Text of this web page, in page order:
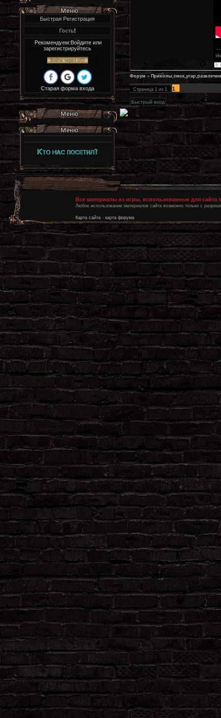
Быстрая Регистрация
Гость!
Рекомендуем:Войдите или
зарегистрируйтесь
Войти через uID
Старая форма входа
Форум »
Страница 1 из 1 1
Все материалы из игры, использованные для сайта
Любое использование материалов сайта возможно только с
Карта сайта - карта форума